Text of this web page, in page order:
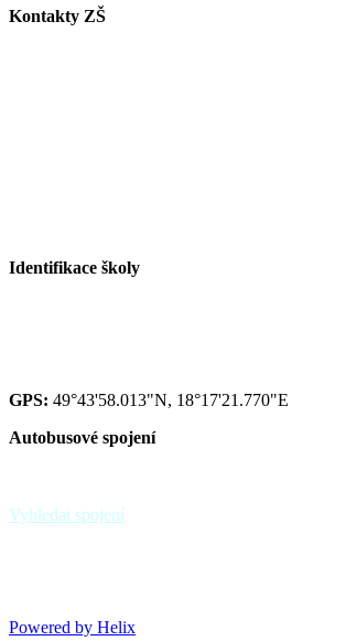
Kontakty ZŠ
Identifikace školy
GPS: 49°43'58.013"N, 18°17'21.770"E
Autobusové spojení
Vyhledat spojení
Powered by Helix